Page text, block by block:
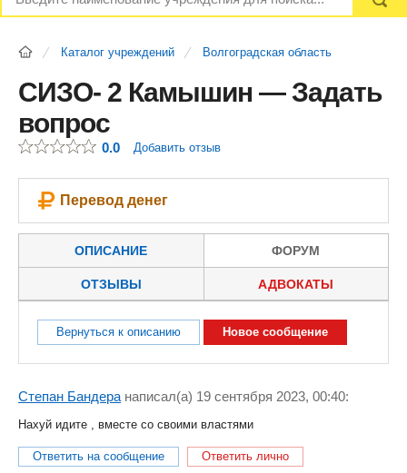
НОВОСТИ БЛОГ АДВОКАТЫ
РЕКЛАМОДАТЕЛЯМ
Каталог учреждений Волгоградская область
СИЗО- 2 Камышин — Задать
вопрос
0.0 Добавить отзыв
Перевод денег
ОПИСАНИЕ ФОРУМ
ОТЗЫВЫ АДВОКАТЫ
Вернуться к описанию Новое сообщение
Степан Бандера написал(a) 19 сентября 2023, 00:40:
Нахуй идите , вместе со своими властями
Ответить на сообщение Ответить лично